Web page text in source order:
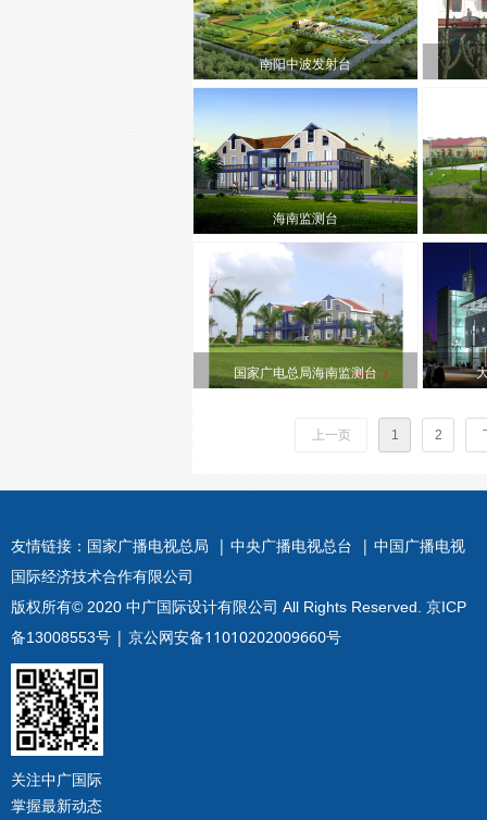
南阳中波发射台
海南监测台
国家广电总局海南监测台
上一页 1 2
关注中广国际
掌握最新动态
友情链接： 国家广播电视总局 | 中央广播电视总台 | 中国广播电视
国际经济技术合作有限公司
版权所有© 2020 中广国际设计有限公司 All Rights Reserved. 京ICP
备13008553号 | 京公网安备11010202009660号